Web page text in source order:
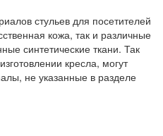
стульев для посетителей
кожа, так и различные
синтетические ткани. Так
кресла, могут
не указанные в разделе